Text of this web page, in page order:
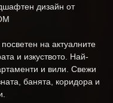
дизайн от
на актуалните
и изкуството. Най-
и вили. Свежи
банята, коридора и